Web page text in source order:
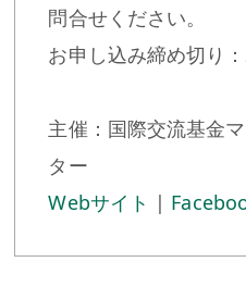
問合せください。
お申し込み締め切り
主催：国際交流基金
ター
Webサイト |